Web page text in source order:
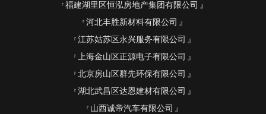
福建湖里区恒泓房地产集团有限公司
河北丰胜新材料有限公司
江苏姑苏区永兴服务有限公司
上海金山区正源电子有限公司
北京房山区群先环保有限公司
湖北武昌区达恩建材有限公司
山西诚帝汽车有限公司